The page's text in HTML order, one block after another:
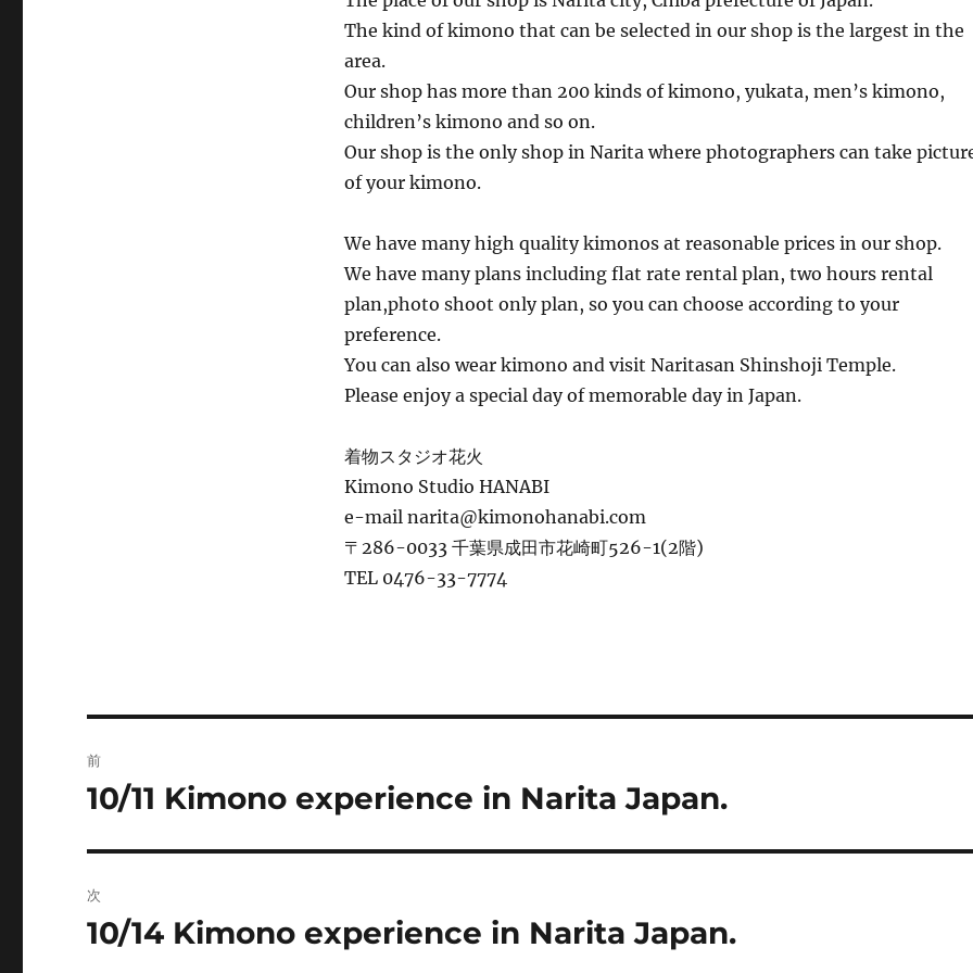
The kind of kimono that can be selected in our shop is the largest in the
area.
Our shop has more than 200 kinds of kimono, yukata, men’s kimono,
children’s kimono and so on.
Our shop is the only shop in Narita where photographers can take
of your kimono.
We have many high quality kimonos at reasonable prices in our shop.
We have many plans including flat rate rental plan, two hours rental
plan,photo shoot only plan, so you can choose according to your
preference.
You can also wear kimono and visit Naritasan Shinshoji Temple.
Please enjoy a special day of memorable day in Japan.
着物スタジオ花火
Kimono Studio HANABI
e-mail narita@kimonohanabi.com
〒286-0033 千葉県成田市花崎町526-1(2階)
TEL 0476-33-7774
稿
ゲ
前
前
投
稿:
10/11 Kimono experience in Narita Japan.
次
次
10/14 Kimono experience in Narita Japan.